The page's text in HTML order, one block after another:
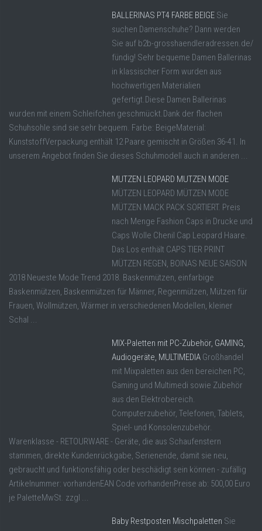
BALLERINAS PT4 FARBE BEIGE Sie
suchen Damenschuhe? Dann werden
Sie auf b2b-grosshaendleradressen.de/
fündig! Sehr bequeme Damen Ballerinas
in klassischer Form wurden aus
hochwertigen Materialien
gefertigt.Diese Damen Ballerinas
wurden mit einem Schleifchen geschmückt.Dank der flachen
Schuhsohle sind sie sehr bequem. Farbe: BeigeMaterial:
KunststoffVerpackung enthält 12 Paare gemischt in Größen 36-41. In
unserem Angebot finden Sie dieses Schuhmodell auch in anderen ...
MUTZEN LEOPARD MUTZEN MODE
MÜTZEN LEOPARD MÜTZEN MODE
MÜTZEN MACK PACK SORTIERT. Preis
nach Menge Fashion Caps in Drucke und
Caps Wolle Chenil Cap Leopard Haare.
Das Los enthält CAPS TIER PRINT
MÜTZEN REGEN, BOINAS NEUE SAISON
2018 Neueste Mode Trend 2018. Baskenmützen, einfarbige
Baskenmützen, Baskenmützen für Männer, Regenmützen, Mützen für
Frauen, Wollmützen, Wärmer in verschiedenen Modellen, kleiner
Schal ...
MIX-Paletten mit PC-Zubehör, GAMING,
Audiogeräte, MULTIMEDIA Großhandel
mit Mixpaletten aus den bereichen PC,
Gaming und Multimedi sowie Zubehör
aus den Elektrobereich.
Computerzubehör, Telefonen, Tablets,
Spiel- und Konsolenzubehör.
Warenklasse - RETOURWARE - Geräte, die aus Schaufenstern
stammen, direkte Kundenrückgabe, Serienende, damit sie neu,
gebraucht und funktionsfähig oder beschädigt sein können - zufällig
Artikelnummer: vorhandenEAN Code vorhandenPreise ab: 500,00 Euro
je PaletteMwSt. zzgl ...
Baby Restposten Mischpaletten Sie